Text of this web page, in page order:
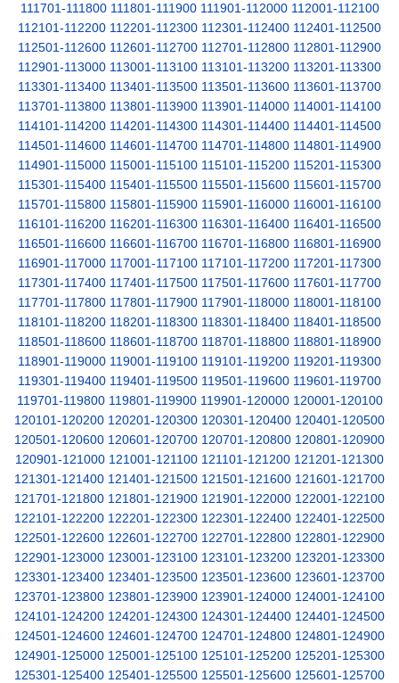
111701-111800 111801-111900 111901-112000 112001-112100
112101-112200 112201-112300 112301-112400 112401-112500
112501-112600 112601-112700 112701-112800 112801-112900
112901-113000 113001-113100 113101-113200 113201-113300
113301-113400 113401-113500 113501-113600 113601-113700
113701-113800 113801-113900 113901-114000 114001-114100
114101-114200 114201-114300 114301-114400 114401-114500
114501-114600 114601-114700 114701-114800 114801-114900
114901-115000 115001-115100 115101-115200 115201-115300
115301-115400 115401-115500 115501-115600 115601-115700
115701-115800 115801-115900 115901-116000 116001-116100
116101-116200 116201-116300 116301-116400 116401-116500
116501-116600 116601-116700 116701-116800 116801-116900
116901-117000 117001-117100 117101-117200 117201-117300
117301-117400 117401-117500 117501-117600 117601-117700
117701-117800 117801-117900 117901-118000 118001-118100
118101-118200 118201-118300 118301-118400 118401-118500
118501-118600 118601-118700 118701-118800 118801-118900
118901-119000 119001-119100 119101-119200 119201-119300
119301-119400 119401-119500 119501-119600 119601-119700
119701-119800 119801-119900 119901-120000 120001-120100
120101-120200 120201-120300 120301-120400 120401-120500
120501-120600 120601-120700 120701-120800 120801-120900
120901-121000 121001-121100 121101-121200 121201-121300
121301-121400 121401-121500 121501-121600 121601-121700
121701-121800 121801-121900 121901-122000 122001-122100
122101-122200 122201-122300 122301-122400 122401-122500
122501-122600 122601-122700 122701-122800 122801-122900
122901-123000 123001-123100 123101-123200 123201-123300
123301-123400 123401-123500 123501-123600 123601-123700
123701-123800 123801-123900 123901-124000 124001-124100
124101-124200 124201-124300 124301-124400 124401-124500
124501-124600 124601-124700 124701-124800 124801-124900
124901-125000 125001-125100 125101-125200 125201-125300
125301-125400 125401-125500 125501-125600 125601-125700